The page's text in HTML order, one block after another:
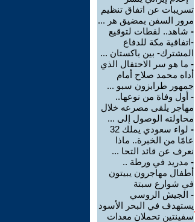
تسريبات عن اتفاق تنظيم
مرور السفن بمضيق هر ...
- شاهد.. لقطات لتوقيع
-اتفاقية مكة للدفاع
المشترك- بين باكستان ...
- ما هو سر الاحتفال الذي
أداه محمد صلاح أمام
جمهور طرابزون سبو ...
- أول وفاة من نوعها..
مهاجر يلقى مصرعه خلال
محاولته الوصول إلى ...
-
لواء سعودي يملك 32
عامًا من الخبرة.. ماذا
نعرف عن قائد التحا ...
- مدريد في ورطة ..
أطفال مهاجرون يبيتون
في شوارع سبتة
- الجيش الروسي
يستهدف في البحر الأسود
سفينتين تحملان معدات